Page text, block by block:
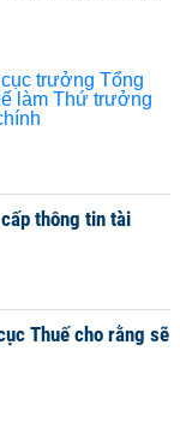
thông tin tài
Thuế cho rằng sẽ